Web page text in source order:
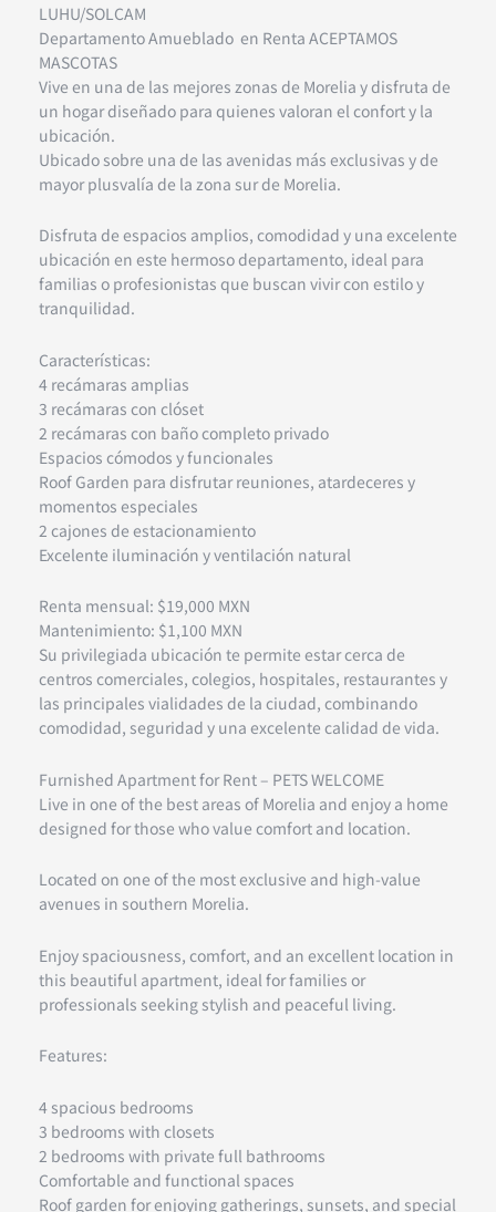
LUHU/SOLCAM
Departamento Amueblado en Renta ACEPTAMOS
MASCOTAS
Vive en una de las mejores zonas de Morelia y disfruta de
un hogar diseñado para quienes valoran el confort y la
ubicación.
Ubicado sobre una de las avenidas más exclusivas y de
mayor plusvalía de la zona sur de Morelia.
Disfruta de espacios amplios, comodidad y una excelente
ubicación en este hermoso departamento, ideal para
familias o profesionistas que buscan vivir con estilo y
tranquilidad.
Características:
4 recámaras amplias
3 recámaras con clóset
2 recámaras con baño completo privado
Espacios cómodos y funcionales
Roof Garden para disfrutar reuniones, atardeceres y
momentos especiales
2 cajones de estacionamiento
Excelente iluminación y ventilación natural
Renta mensual: $19,000 MXN
Mantenimiento: $1,100 MXN
Su privilegiada ubicación te permite estar cerca de
centros comerciales, colegios, hospitales, restaurantes y
las principales vialidades de la ciudad, combinando
comodidad, seguridad y una excelente calidad de vida.
Furnished Apartment for Rent – PETS WELCOME
Live in one of the best areas of Morelia and enjoy a home
designed for those who value comfort and location.
Located on one of the most exclusive and high-value
avenues in southern Morelia.
Enjoy spaciousness, comfort, and an excellent location in
this beautiful apartment, ideal for families or
professionals seeking stylish and peaceful living.
Features:
4 spacious bedrooms
3 bedrooms with closets
2 bedrooms with private full bathrooms
Comfortable and functional spaces
Roof garden for enjoying gatherings, sunsets, and special